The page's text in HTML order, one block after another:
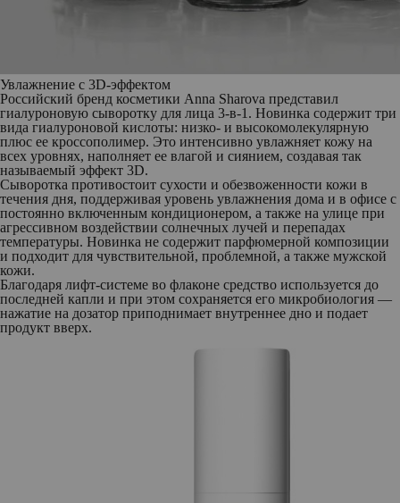
Увлажнение с 3D-эффектом
Российский бренд косметики Anna Sharova представил
гиалуроновую сыворотку для лица 3-в-1 . Новинка содержит три
вида гиалуроновой кислоты: низко- и высокомолекулярную
плюс ее кроссополимер. Это интенсивно увлажняет кожу на
всех уровнях, наполняет ее влагой и сиянием, создавая так
называемый эффект 3D.
Сыворотка противостоит сухости и обезвоженности кожи в
течения дня, поддерживая уровень увлажнения дома и в офисе с
постоянно включенным кондиционером, а также на улице при
агрессивном воздействии солнечных лучей и перепадах
температуры. Новинка не содержит парфюмерной композиции
и подходит для чувствительной, проблемной, а также мужской
кожи.
Благодаря лифт-системе во флаконе средство используется до
последней капли и при этом сохраняется его микробиология —
нажатие на дозатор приподнимает внутреннее дно и подает
продукт вверх.